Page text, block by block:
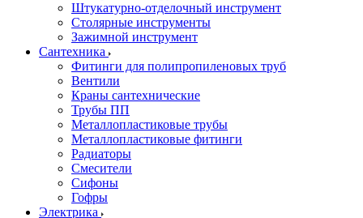
Штукатурно-отделочный инструмент
Cтолярные инструменты
Зажимной инструмент
Сантехника
Фитинги для полипропиленовых труб
Вентили
Краны сантехнические
Трубы ПП
Металлопластиковые трубы
Металлопластиковые фитинги
Радиаторы
Смесители
Сифоны
Гофры
Электрика